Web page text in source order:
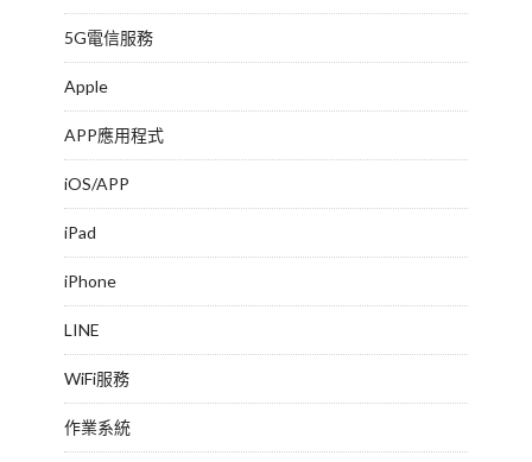
5G電信服務
Apple
APP應用程式
iOS/APP
iPad
iPhone
LINE
WiFi服務
作業系統